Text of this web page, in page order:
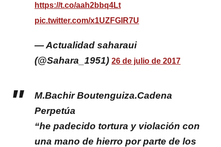
https://t.co/aah2bbq4Lt
pic.twitter.com/x1UZFGIR7U
— Actualidad saharaui
(@Sahara_1951) 26 de julio de 2017
M.Bachir Boutenguiza.Cadena
Perpetúa
“he padecido tortura y violación con
una mano de hierro por parte de los